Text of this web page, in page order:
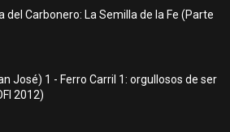
del Carbonero: La Semilla de la Fe (Parte
José) 1 - Ferro Carril 1: orgullosos de ser
2012)